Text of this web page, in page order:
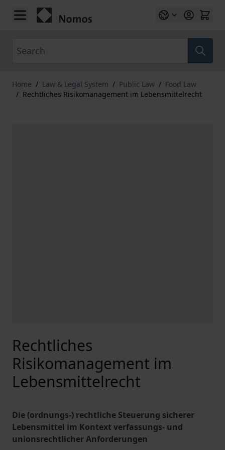
Skip to Content
Home / Law & Legal System / Public Law / Food Law
/ Rechtliches Risikomanagement im Lebensmittelrecht
Rechtliches
Risikomanagement im
Lebensmittelrecht
Die (ordnungs-) rechtliche Steuerung sicherer
Lebensmittel im Kontext verfassungs- und
unionsrechtlicher Anforderungen